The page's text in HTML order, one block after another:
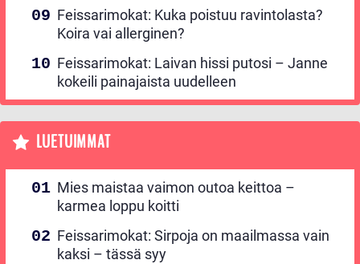
Feissarimokat: Kuka poistuu ravintolasta?
Koira vai allerginen?
Feissarimokat: Laivan hissi putosi – Janne
kokeili painajaista uudelleen
LUETUIMMAT
Mies maistaa vaimon outoa keittoa –
karmea loppu koitti
Feissarimokat: Sirpoja on maailmassa vain
kaksi – tässä syy